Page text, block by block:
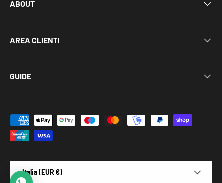
ABOUT
AREA CLIENTI
GUIDE
Metodi di pagamento accettati
Italia (EUR €)